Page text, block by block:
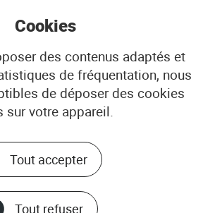
Jaurès 29200 BREST
33 51 71
CONTACT
© ADEUPa
PLAN DU SITE
Cookies
des contenus adaptés et
de fréquentation, nous
de déposer des cookies
sur votre appareil.
Tout accepter
Tout refuser